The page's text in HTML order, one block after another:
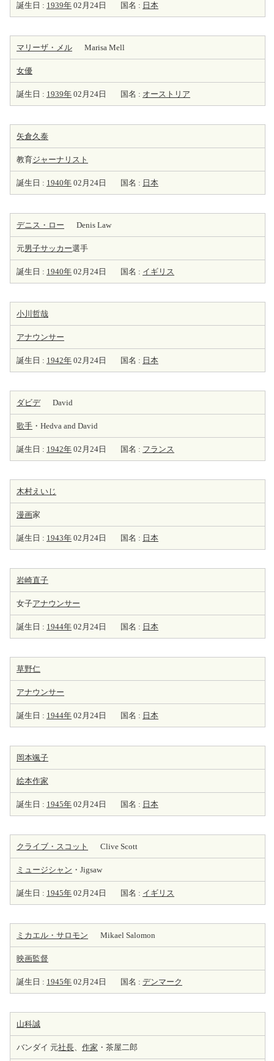
誕生日 : 1939年 02月24日 国名 : 日本
マリーザ・メル Marisa Mell
女優
誕生日 : 1939年 02月24日 国名 : オーストリア
矢倉久泰
教育ジャーナリスト
誕生日 : 1940年 02月24日 国名 : 日本
デニス・ロー Denis Law
元男子サッカー選手
誕生日 : 1940年 02月24日 国名 : イギリス
小川哲哉
アナウンサー
誕生日 : 1942年 02月24日 国名 : 日本
ダビデ David
歌手 ・Hedva and David
誕生日 : 1942年 02月24日 国名 : フランス
木村えいじ
漫画家
誕生日 : 1943年 02月24日 国名 : 日本
岩崎直子
女子アナウンサー
誕生日 : 1944年 02月24日 国名 : 日本
草野仁
アナウンサー
誕生日 : 1944年 02月24日 国名 : 日本
岡本颯子
絵本作家
誕生日 : 1945年 02月24日 国名 : 日本
クライブ・スコット Clive Scott
ミュージシャン ・Jigsaw
誕生日 : 1945年 02月24日 国名 : イギリス
ミカエル・サロモン Mikael Salomon
映画監督
誕生日 : 1945年 02月24日 国名 : デンマーク
山科誠
バンダイ 元社長、 作家 ・茶屋二郎